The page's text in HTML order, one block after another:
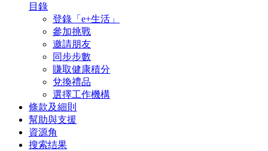
目錄
登錄「e+生活」
參加挑戰
邀請朋友
同步步數
賺取健康積分
兌換禮品
選擇工作機構
條款及細則
幫助與支援
資源角
搜索结果